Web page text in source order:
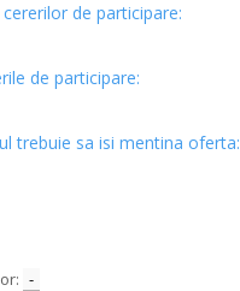
de participare:
de participare:
trebuie sa isi mentina oferta:
-